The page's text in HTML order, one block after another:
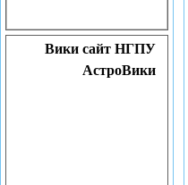
Вики сайт НГПУ
АстроВики